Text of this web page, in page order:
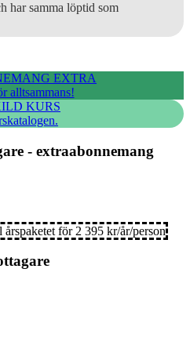
har samma löptid som
EXTRA
alltsammans!
KURS
- extraabonnemang
för 2 395 kr/år/person